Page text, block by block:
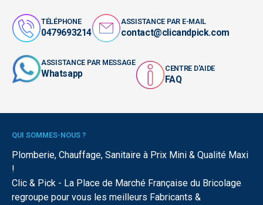
TÉLÉPHONE
0479693214
ASSISTANCE PAR E-MAIL
contact@clicandpick.com
ASSISTANCE PAR MESSAGE
Whatsapp CENTRE D'AIDE
FAQ
QUI SOMMES-NOUS ?
Plomberie, Chauffage, Sanitaire à Prix Mini & Qualité Maxi
!
Clic & Pick - La Place de Marché Française du Bricolage
regroupe pour vous les meilleurs Fabricants &